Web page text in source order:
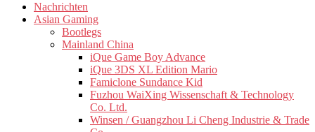
Nachrichten
Asian Gaming
Bootlegs
Mainland China
iQue Game Boy Advance
iQue 3DS XL Edition Mario
Famiclone Sundance Kid
Fuzhou WaiXing Wissenschaft & Technology
Co. Ltd.
Winsen / Guangzhou Li Cheng Industrie & Trade